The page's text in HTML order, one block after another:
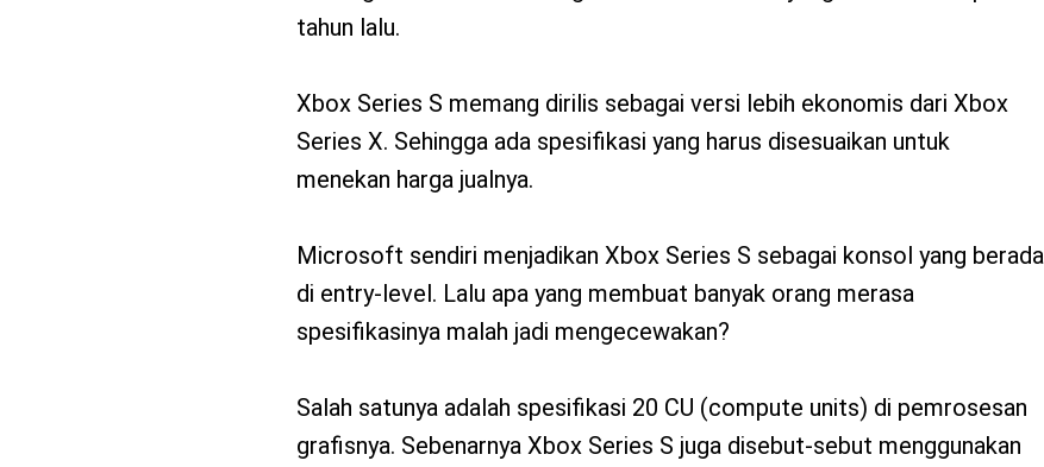
tahun lalu.
Xbox Series S memang dirilis sebagai versi lebih ekonomis dari Xbox
Series X. Sehingga ada spesifikasi yang harus disesuaikan untuk
menekan harga jualnya.
Microsoft sendiri menjadikan Xbox Series S sebagai konsol yang berada
di entry-level. Lalu apa yang membuat banyak orang merasa
spesifikasinya malah jadi mengecewakan?
Salah satunya adalah spesifikasi 20 CU (compute units) di pemrosesan
grafisnya. Sebenarnya Xbox Series S juga disebut-sebut menggunakan